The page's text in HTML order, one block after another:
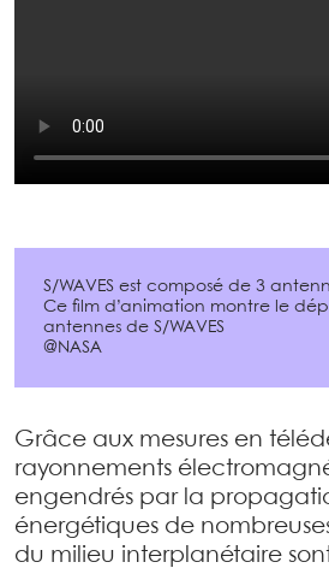
S/WAVES est composé de 3
Ce film d’animation montre le
antennes de S/WAVES
@NASA
Grâce aux mesures en
rayonnements
engendrés par la
énergétiques de
du milieu interplanétaire